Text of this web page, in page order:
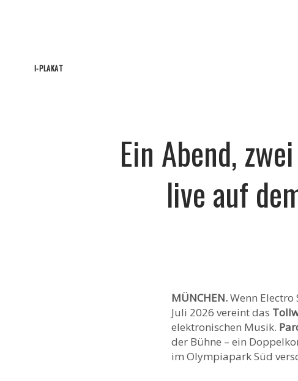
I-PLAKAT
Ein Abend,
live auf
MÜNCHEN.Wenn Electro
Juli 2026 vereint das
elektronischen Musik.
der Bühne – ein
im Olympiapark Süd